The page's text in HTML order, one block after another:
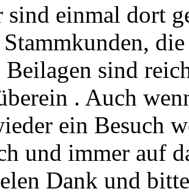
einmal dort
Beilagen sind
. Auch
ein Besuch
und immer auf
Dank und